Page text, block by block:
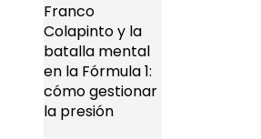
Franco
Colapinto y la
batalla mental
en la Fórmula 1:
cómo gestionar
la presión